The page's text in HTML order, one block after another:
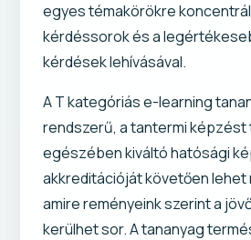
egyes témakörökre
kérdéssorok és a
kérdések lehívásával.
A T kategóriás e-learning
rendszerű, a tantermi képzést
egészében kiváltó hatósági
akkreditációját követően lehet
amire reményeink szerint a
kerülhet sor. A tananyag